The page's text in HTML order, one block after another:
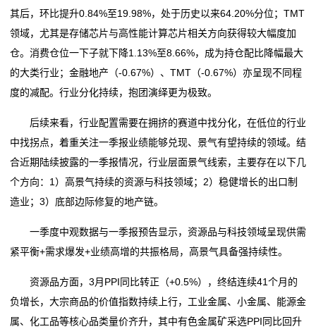
其后，环比提升0.84%至19.98%，处于历史以来64.20%分位；TMT
领域，尤其是存储芯片与高性能计算芯片相关方向获得较大幅度加
仓。消费仓位一下子就下降1.13%至8.66%，成为持仓配比降幅最大
的大类行业；金融地产（-0.67%）、TMT（-0.67%）亦呈现不同程
度的减配。行业分化持续，抱团演绎更为极致。
后续来看，行业配置需要在拥挤的赛道中找分化，在低位的行业
中找拐点，着重关注一季报业绩能够兑现、景气有望持续的领域。结
合近期陆续披露的一季报情况，行业层面景气线索，主要存在以下几
个方向：1）高景气持续的资源与科技领域；2）稳健增长的出口制
造业；3）底部边际修复的地产链。
一季度中观数据与一季报预告显示，资源品与科技领域呈现供需
紧平衡+需求爆发+业绩高增的共振格局，高景气具备强持续性。
资源品方面，3月PPI同比转正（+0.5%），终结连续41个月的
负增长，大宗商品的价值指数持续上行，工业金属、小金属、能源金
属、化工品等核心品类量价齐升，其中有色金属矿采选PPI同比回升